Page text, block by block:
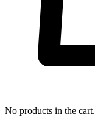
No products in the cart.